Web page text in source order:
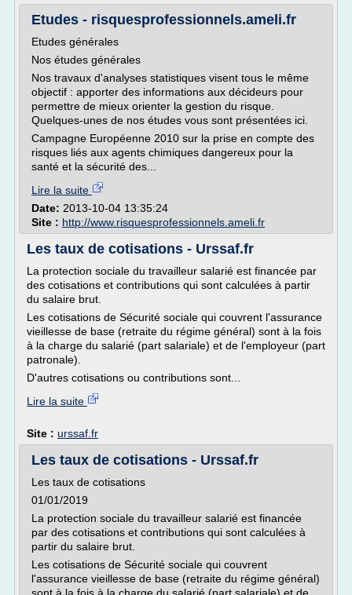
Etudes - risquesprofessionnels.ameli.fr
Etudes générales
Nos études générales
Nos travaux d'analyses statistiques visent tous le même
objectif : apporter des informations aux décideurs pour
permettre de mieux orienter la gestion du risque.
Quelques-unes de nos études vous sont présentées ici.
Campagne Européenne 2010 sur la prise en compte des
risques liés aux agents chimiques dangereux pour la
santé et la sécurité des...
Lire la suite
Date: 2013-10-04 13:35:24
Site : http://www.risquesprofessionnels.ameli.fr
Les taux de cotisations - Urssaf.fr
La protection sociale du travailleur salarié est financée par
des cotisations et contributions qui sont calculées à partir
du salaire brut.
Les cotisations de Sécurité sociale qui couvrent l'assurance
vieillesse de base (retraite du régime général) sont à la fois
à la charge du salarié (part salariale) et de l'employeur (part
patronale).
D'autres cotisations ou contributions sont...
Lire la suite
Site : urssaf.fr
Les taux de cotisations - Urssaf.fr
Les taux de cotisations
01/01/2019
La protection sociale du travailleur salarié est financée
par des cotisations et contributions qui sont calculées à
partir du salaire brut.
Les cotisations de Sécurité sociale qui couvrent
l'assurance vieillesse de base (retraite du régime général)